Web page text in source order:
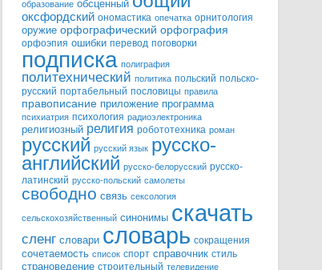
образование обсценный
оксфордский ономастика опечатка орнитология
оружие орфографический орфография
орфоэпия ошибки перевод поговорки
подписка полиграфия
политехнический политика польский польско-
русский портабельный пословицы правила
правописание приложение программа
психиатрия психология радиоэлектроника
религиозный религия робототехника роман
русский русский язык русско-
английский русско-белорусский русско-
латинский русско-польский самолеты
свободно связь сексология
сельскохозяйственный синонимы скачать
сленг словари словарь сокращения
сочетаемость список спорт справочник стиль
страноведение строительный телевидение